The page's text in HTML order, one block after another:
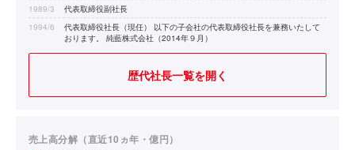
1989/3
代表取締役副社長
1994/6
代表取締役社長（現任） 以下の子会社の代表取締役社長を兼務いたして
おります。 純藍株式会社（2014年９月）
歴代社長一覧を開く
売上高分解（直近10ヵ年・億円）